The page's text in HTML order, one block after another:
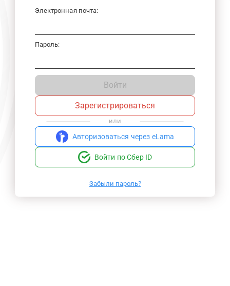
Электронная почта:
Пароль:
Войти
Зарегистрироваться
или
Авторизоваться через eLama
Войти по Сбер ID
Забыли пароль?